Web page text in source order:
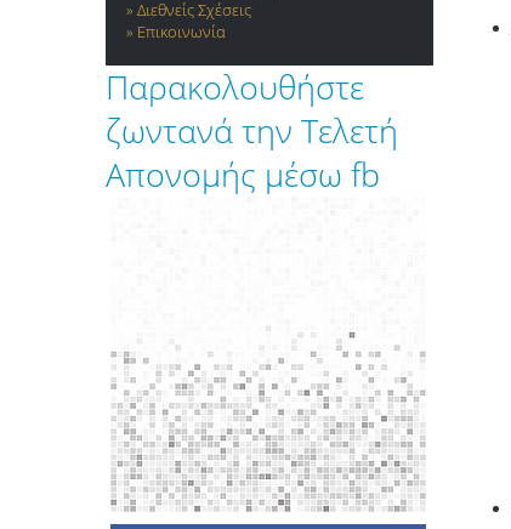
Διεθνείς Σχέσεις
Επικοινωνία
Παρακολουθήστε
ζωντανά την Τελετή
Απονομής μέσω fb